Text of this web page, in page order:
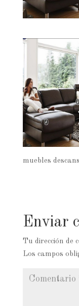
muebles
Enviar
Tu dirección de
Los campos